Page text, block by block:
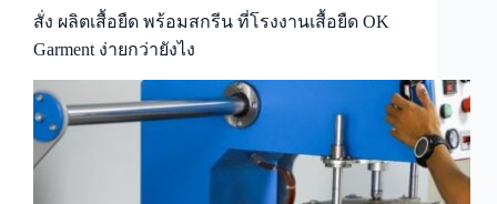
สั่ง ผลิตเสื้อยืด พร้อมสกรีน ที่โรงงานเสื้อยืด OK
Garment ง่ายกว่ายังไง